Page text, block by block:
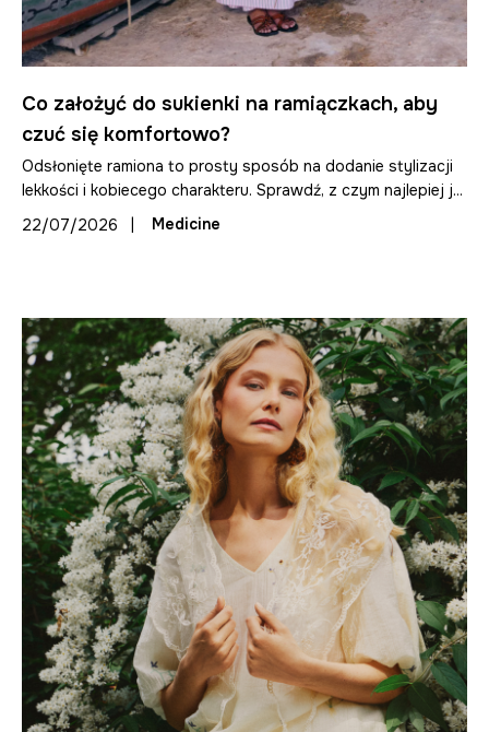
Co założyć do sukienki na ramiączkach, aby
czuć się komfortowo?
Odsłonięte ramiona to prosty sposób na dodanie stylizacji
lekkości i kobiecego charakteru. Sprawdź, z czym najlepiej j...
22/07/2026
| Medicine